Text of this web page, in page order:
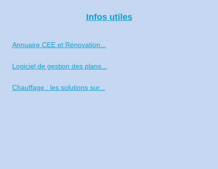
Infos utiles
Annuaire CEE et Rénovation...
Logiciel de gestion des plans...
Chauffage : les solutions sur...